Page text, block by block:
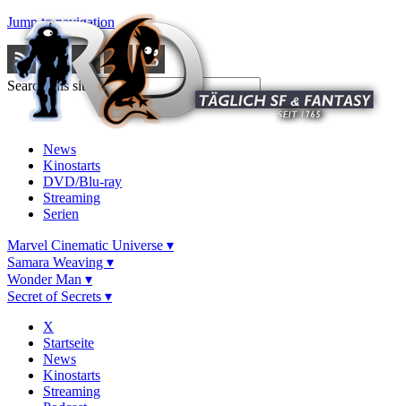
Jump to navigation
Search this site
News
Kinostarts
DVD/Blu-ray
Streaming
Serien
Marvel Cinematic Universe ▾
Samara Weaving ▾
Wonder Man ▾
Secret of Secrets ▾
X
Startseite
News
Kinostarts
Streaming